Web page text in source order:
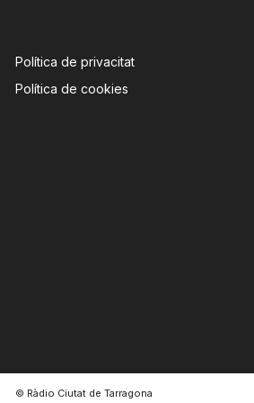
Política de privacitat
Política de cookies
© Ràdio Ciutat de Tarragona